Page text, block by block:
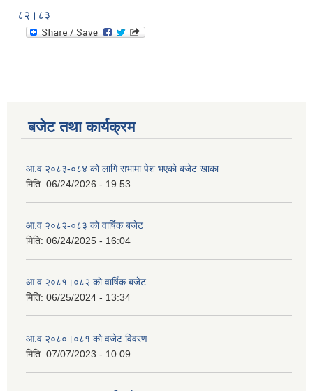
८२।८३
बजेट तथा कार्यक्रम
आ.व २०८३-०८४ काे लागि सभामा पेश भएकाे बजेट खाका
मिति: 06/24/2026 - 19:53
आ.व २०८२-०८३ काे वार्षिक बजेट
मिति: 06/24/2025 - 16:04
आ.व २०८१।०८२ काे वार्षिक बजेट
मिति: 06/25/2024 - 13:34
आ.व २०८०।०८१ काे वजेट विवरण
मिति: 07/07/2023 - 10:09